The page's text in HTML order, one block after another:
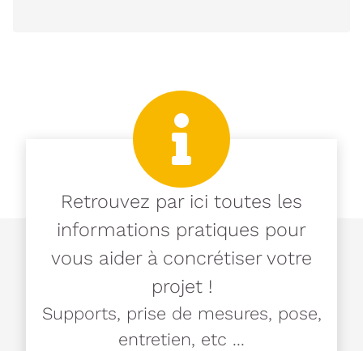
Retrouvez par ici toutes les
informations pratiques pour
vous aider à concrétiser votre
projet !
Supports, prise de mesures, pose,
entretien, etc ...